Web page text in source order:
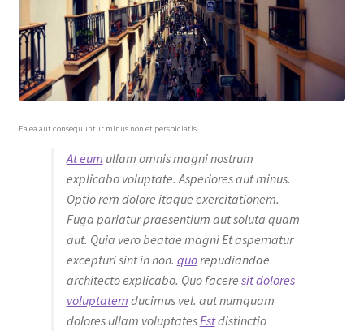
Ea ea aut consequuntur minus non et perspiciatis
At eum ullam omnis magni nostrum
explicabo voluptate. Asperiores aut minus.
Optio rem dolore itaque exercitationem.
Fuga pariatur praesentium aut soluta quam
aut. Quia vero beatae magni Et aspernatur
excepturi sint in non. quorepudiandae
architecto explicabo. Quo facere sit dolores
voluptatem ducimus vel. aut numquam
dolores ullam voluptatesEstdistinctio